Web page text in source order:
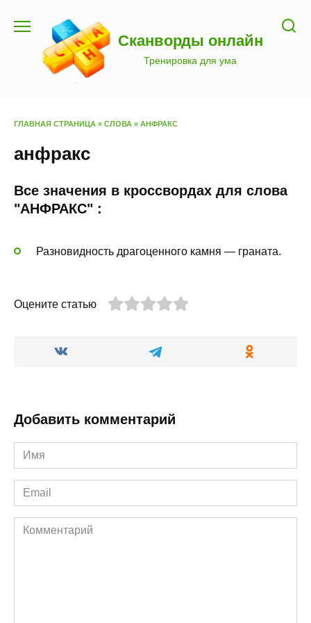
содержанию
Сканворды онлайн
Тренировка для ума
ГЛАВНАЯ СТРАНИЦА » СЛОВА » АНФРАКС
анфракс
Все значения в кроссвордах для слова
"АНФРАКС" :
Разновидность драгоценного камня — граната.
Оцените статью
Добавить комментарий
Имя
*
Email
*
Комментарий